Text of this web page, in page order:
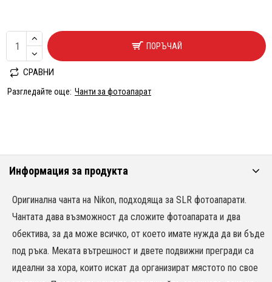
ПОРЪЧАЙ
СРАВНИ
Разгледайте още: Чанти за фотоапарат
Информация за продукта
Оригинална чанта на Nikon, подходяща за SLR фотоапарати.
Чантата дава възможност да сложите фотоапарата и два
обектива, за да може всичко, от което имате нужда да ви бъде
под ръка. Меката вътрешност и двете подвижни прегради са
идеални за хора, които искат да организират мястото по свое